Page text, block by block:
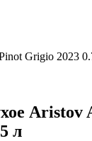
Grigio 2023
Aristov
л